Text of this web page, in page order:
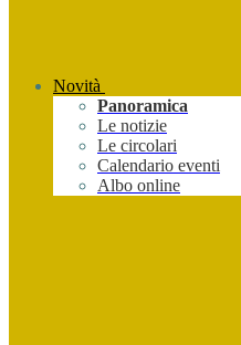
Novità
Panoramica
Le notizie
Le circolari
Calendario eventi
Albo online